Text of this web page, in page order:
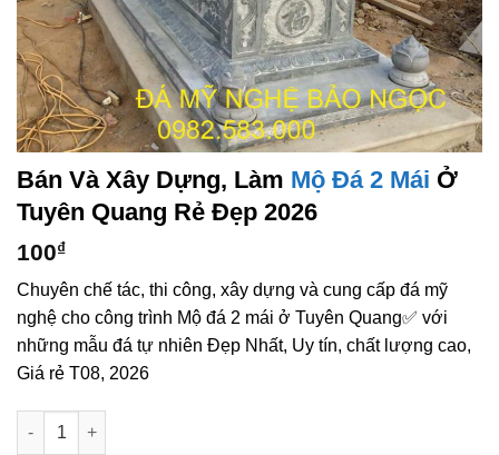
Bán Và Xây Dựng, Làm Mộ Đá 2 Mái Ở
Tuyên Quang Rẻ Đẹp 2026
100₫
Chuyên chế tác, thi công, xây dựng và cung cấp đá mỹ
nghệ cho công trình Mộ đá 2 mái ở Tuyên Quang✅ với
những mẫu đá tự nhiên Đẹp Nhất, Uy tín, chất lượng cao,
Giá rẻ T08, 2026
Bán và xây dựng, làm Mộ đá 2 mái ở Tuyên Quang rẻ đẹp số